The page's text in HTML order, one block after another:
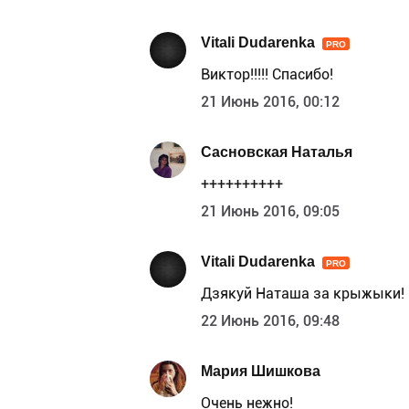
Vitali Dudarenka PRO
Виктор!!!!! Спасибо!
21 Июнь 2016, 00:12
Сасновская Наталья
++++++++++
21 Июнь 2016, 09:05
Vitali Dudarenka PRO
Дзякуй Наташа за крыжыки!
22 Июнь 2016, 09:48
Мария Шишкова
Очень нежно!